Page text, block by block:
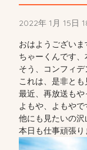
2022年 1月 15日
おはようございま
ちゃーくんです、
そう、コンフィデ
これは、是非とも
最近、再放送もや
よもや、よもやで
他にも見たいの沢
本日も仕事頑張り